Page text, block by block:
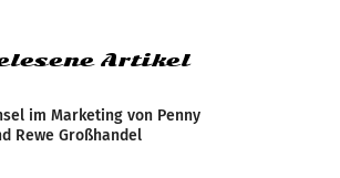
Artikel
im Marketing von Penny
Rewe Großhandel